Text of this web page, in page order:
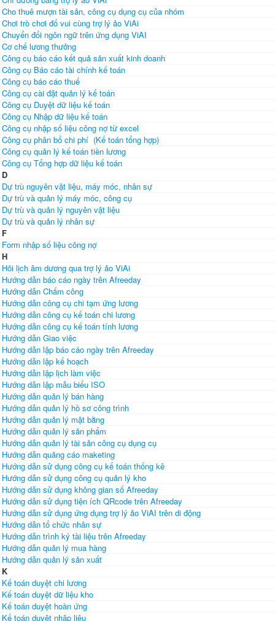
Cho thuê mượn tài sản, công cụ dụng cụ của nhóm
Chơi trò chơi đố vui cùng trợ lý ảo ViAi
Chuyển đổi ngôn ngữ trên ứng dụng ViAI
Cơ chế lương thưởng
Công cụ báo cáo kết quả sản xuất kinh doanh
Công cụ Báo cáo tài chính kế toán
Công cụ báo cáo thuế
Công cụ cài đặt quản lý kế toán
Công cụ Duyệt dữ liệu kế toán
Công cụ Nhập dữ liệu kế toán
Công cụ nhập số liệu công nợ từ excel
Công cụ phân bổ chi phí (Kế toán tổng hợp)
Công cụ quản lý kế toán tiền lương
Công cụ Tổng hợp dữ liệu kế toán
D
Dự trù nguyên vật liệu, máy móc, nhân sự
Dự trù và quản lý máy móc, công cụ
Dự trù và quản lý nguyên vật liệu
Dự trù và quản lý nhân sự
F
Form nhập số liệu công nợ
H
Hỏi lịch âm dương qua trợ lý ảo ViAi
Hướng dẫn báo cáo ngày trên Afreeday
Hướng dẫn Chấm công
Hướng dẫn công cụ chi tạm ứng lương
Hướng dẫn công cụ kế toán chi lương
Hướng dẫn công cụ kế toán tính lương
Hướng dẫn Giao việc
Hướng dẫn lập báo cáo ngày trên Afreeday
Hướng dẫn lập kế hoạch
Hướng dẫn lập lịch làm việc
Hướng dẫn lập mẫu biểu ISO
Hướng dẫn quản lý bán hàng
Hướng dẫn quản lý hồ sơ công trình
Hướng dẫn quản lý mặt bằng
Hướng dẫn quản lý sản phẩm
Hướng dẫn quản lý tài sản công cụ dụng cụ
Hướng dẫn quảng cáo maketing
Hướng dẫn sử dụng công cụ kế toán thống kê
Hướng dẫn sử dụng công cụ quản lý kho
Hướng dẫn sử dụng không gian số Afreeday
Hướng dẫn sử dụng tiện ích QRcode trên Afreeday
Hướng dẫn sử dụng ứng dụng trợ lý ảo ViAI trên di động
Hướng dẫn tổ chức nhân sự
Hướng dẫn trình ký tài liệu trên Afreeday
Hướng dẫn quản lý mua hàng
Hướng dẫn quản lý sản xuất
K
Kế toán duyệt chi lương
Kế toán duyệt dữ liệu kho
Kế toán duyệt hoàn ứng
Kế toán duyệt nhập liệu